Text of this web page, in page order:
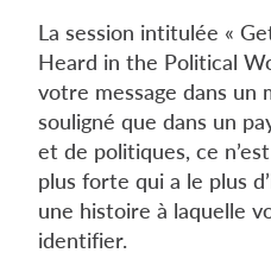
La session intitulée «
Heard in the Political
votre message dans un
souligné que dans un
et de politiques, ce
plus forte qui a le plus
une histoire à laquelle
identifier.